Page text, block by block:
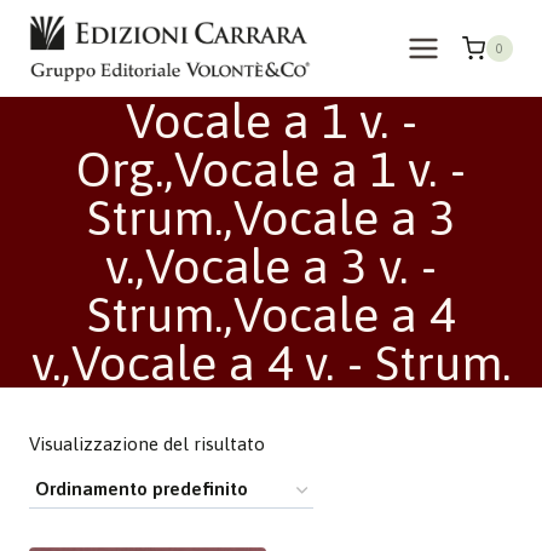
Salta
contenuto
0
Vocale a 1 v. -
Org.,Vocale a 1 v. -
Strum.,Vocale a 3
v.,Vocale a 3 v. -
Strum.,Vocale a 4
v.,Vocale a 4 v. - Strum.
Visualizzazione del risultato